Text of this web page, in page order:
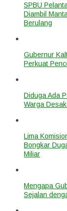
SPBU
Diambil
Berulang
Gubernur
Perkuat
Diduga Ada
Warga
Lima
Bongkar
Miliar
Mengapa
Sejalan